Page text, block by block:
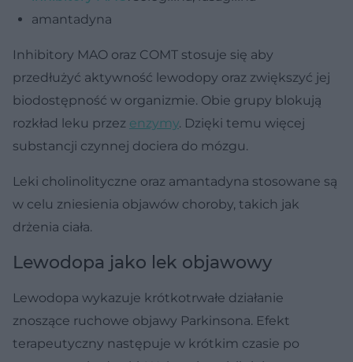
amantadyna
Inhibitory MAO oraz COMT stosuje się aby
przedłużyć aktywność lewodopy oraz zwiększyć jej
biodostępność w organizmie. Obie grupy blokują
rozkład leku przez enzymy. Dzięki temu więcej
substancji czynnej dociera do mózgu.
Leki cholinolityczne oraz amantadyna stosowane są
w celu zniesienia objawów choroby, takich jak
drżenia ciała.
Lewodopa jako lek objawowy
Lewodopa wykazuje krótkotrwałe działanie
znoszące ruchowe objawy Parkinsona. Efekt
terapeutyczny następuje w krótkim czasie po